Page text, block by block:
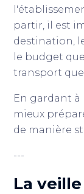
partir, il est
destination,
le budget
transport
En gardant à
mieux
de manière
---
La